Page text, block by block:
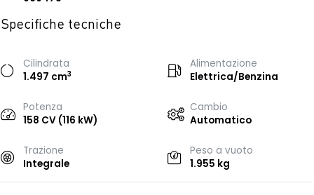
Specifiche tecniche
Cilindrata
1.497 cm3
Alimentazione
Elettrica/Benzina
Potenza
158 CV (116 kW)
Cambio
Automatico
Trazione
Integrale
Peso a vuoto
1.955 kg